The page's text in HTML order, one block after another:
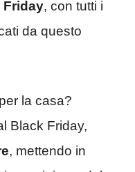
Friday, con tutti i
da questo
la casa?
Black Friday,
, mettendo in